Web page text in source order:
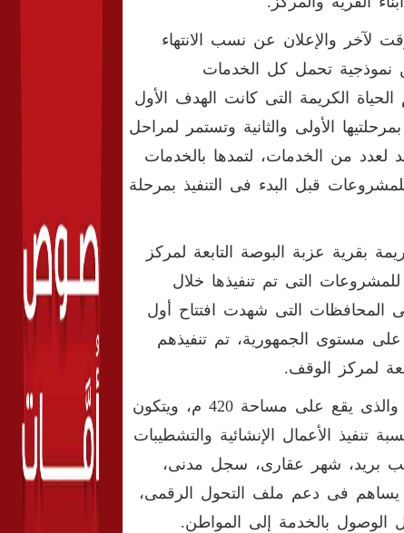
لآخر والإعلان عن نسب الانتهاء
نموذجية تحمل كل الخدمات
الكريمة التى كانت الهدف الأول
الأولى والثانية وتستمر لمراحل
لعدد من الخدمات، لتمدها بالخدمات
قبل البدء فى التنفيذ بمرحلة
بقرية عزبة البوصة التابعة لمركز
التى تم تنفيذها خلال
المحافظات التى شهدت افتتاح أول
مستوى الجمهورية، تم تنفيذهم
لمركز الوقف.
ففى قرية أبوشوشة جارى الانتهاء من مجمع الخدمات الحكومية، والذى يقع على مساحة 420 م، ويتكون
إلى 13 مليونا و517 الف جنيه، بنسبة تنفيذ الأعمال الإنشائية والتشطيبات
بريد، شهر عقارى، سجل مدنى،
يساهم فى دعم ملف التحول الرقمى،
الوصول بالخدمة إلى المواطن.